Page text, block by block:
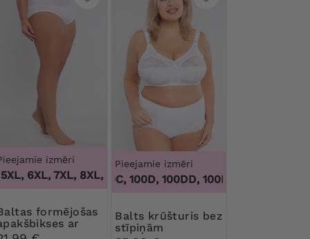
izmēri
6XL, 7XL, 8XL, 9XL 3XL, 4XL, 5XL, 6XL, 7XL, 8XL, 9XL
ar
vidukli
Pieejamie izmēri
100B, 100C, 100D, 100DD, 100F, 100G, 100H,
Balts krūšturis bez
stīpiņām